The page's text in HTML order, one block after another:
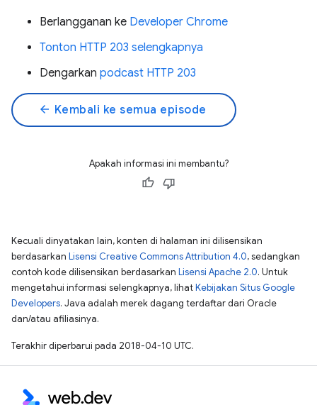
Berlangganan ke Developer Chrome
Tonton HTTP 203 selengkapnya
Dengarkan podcast HTTP 203
arrow_back Kembali ke semua episode
Apakah informasi ini membantu?
Kecuali dinyatakan lain, konten di halaman ini dilisensikan
berdasarkan Lisensi Creative Commons Attribution 4.0, sedangkan
contoh kode dilisensikan berdasarkan Lisensi Apache 2.0. Untuk
mengetahui informasi selengkapnya, lihatKebijakan Situs Google
Developers. Java adalah merek dagang terdaftar dari Oracle
dan/atau afiliasinya.
Terakhir diperbarui pada 2018-04-10 UTC.